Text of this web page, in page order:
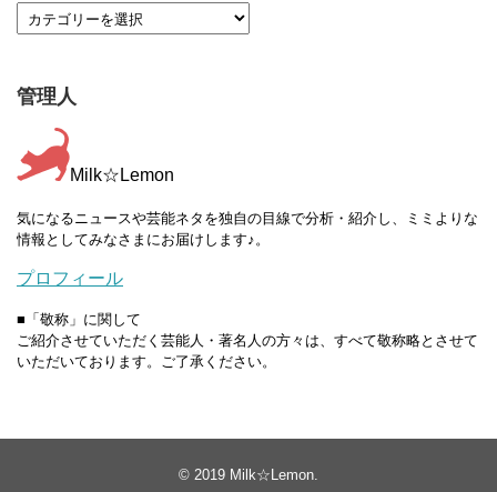
管理人
Milk☆Lemon
気になるニュースや芸能ネタを独自の目線で分析・紹介し、ミミよりな
情報としてみなさまにお届けします♪。
プロフィール
■「敬称」に関して
ご紹介させていただく芸能人・著名人の方々は、すべて敬称略とさせて
いただいております。ご了承ください。
© 2019 Milk☆Lemon.